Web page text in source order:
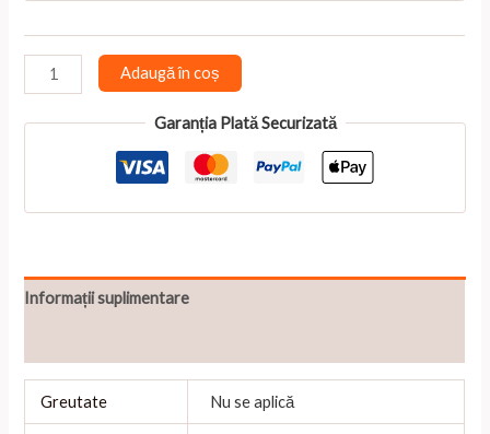
Cantitate
Import
placeholder
Adaugă în coș
Garanția Plată Securizată
Informații suplimentare
Greutate Nu se aplică